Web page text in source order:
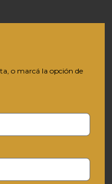
o marcá la opción de